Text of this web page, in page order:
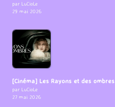
par LuCioLe
29 mai 2026
[Cinéma] Les Rayons et des ombres
par LuCioLe
27 mai 2026